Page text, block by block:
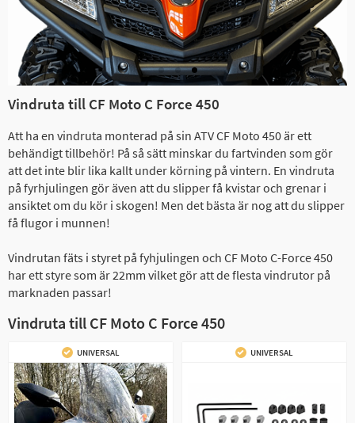
Vindruta till CF Moto C Force 450
Att ha en vindruta monterad på sin ATV CF Moto 450 är ett
behändigt tillbehör! På så sätt minskar du fartvinden som gör
att det inte blir lika kallt under körning på vintern. En vindruta
på fyrhjulingen gör även att du slipper få kvistar och grenar i
ansiktet om du kör i skogen! Men det bästa är nog att du slipper
få flugor i munnen!
Vindrutan fäts i styret på fyhjulingen och CF Moto C-Force 450
har ett styre som är 22mm vilket gör att de flesta vindrutor på
marknaden passar!
Vindruta till CF Moto C Force 450
UNIVERSAL UNIVERSAL